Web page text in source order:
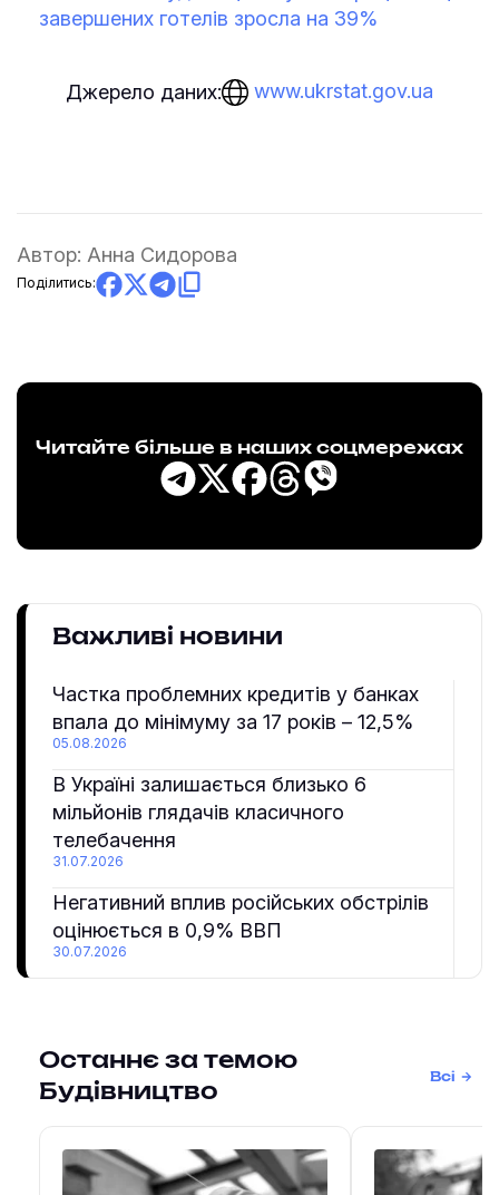
завершених готелів зросла на 39%
Джерело даних: www.ukrstat.gov.ua
Автор: Анна Сидорова
Поділитись:
Читайте більше в наших соцмережах
Важливі новини
Частка проблемних кредитів у банках
впала до мінімуму за 17 років – 12,5%
05.08.2026
В Україні залишається близько 6
мільйонів глядачів класичного
телебачення
31.07.2026
Негативний вплив російських обстрілів
оцінюється в 0,9% ВВП
30.07.2026
Останнє за темою
Будівництво
Всі